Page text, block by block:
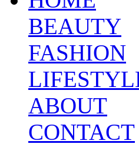
BEAUTY
FASHION
ABOUT
CONTACT